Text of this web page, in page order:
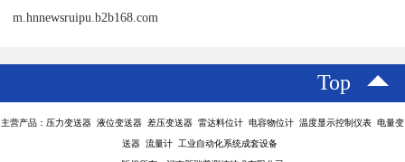
m.hnnewsruipu.b2b168.com
Top
主营产品：压力变送器 液位变送器 差压变送器 雷达料位计 电容物位计 温度显示控制仪表 电量变
送器 流量计 工业自动化系统成套设备